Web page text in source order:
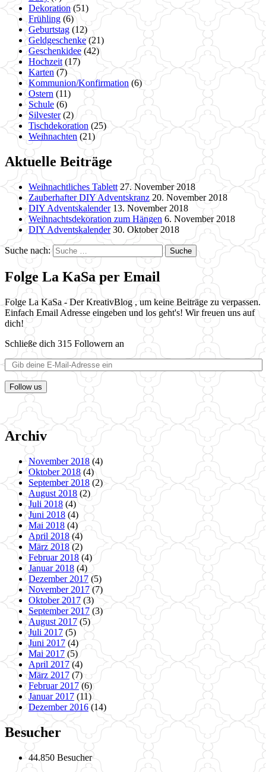
Dekoration (51)
Frühling (6)
Geburtstag (12)
Geldgeschenke(21)
Geschenkidee (42)
Hochzeit (17)
Karten(7)
Kommunion/Konfirmation (6)
Ostern (11)
Schule (6)
Silvester(2)
Tischdekoration (25)
Weihnachten (21)
Aktuelle Beiträge
Weihnachtliches Tablett 27. November 2018
Zauberhafter DIY Adventskranz 20. November 2018
DIY Adventskalender 13. November 2018
Weihnachtsdekoration zum Hängen 6. November 2018
DIY Adventskalender 30. Oktober 2018
Suche nach:
Folge La KaSa per Email
Folge La KaSa - Der KreativBlog , um keine Beiträge zu verpassen.
Einfach Email Adresse eingeben und los geht's! Wir freuen uns auf
dich!
Schließe dich 315 Followern an
Follow us
Archiv
November 2018 (4)
Oktober 2018 (4)
September 2018 (2)
August 2018 (2)
Juli 2018 (4)
Juni 2018 (4)
Mai 2018 (4)
April 2018(4)
März 2018(2)
Februar 2018 (4)
Januar 2018 (4)
Dezember 2017 (5)
November 2017 (7)
Oktober 2017 (3)
September 2017 (3)
August 2017(5)
Juli 2017 (5)
Juni 2017 (4)
Mai 2017 (5)
April 2017 (4)
März 2017 (7)
Februar 2017(6)
Januar 2017 (11)
Dezember 2016 (14)
Besucher
44.850 Besucher